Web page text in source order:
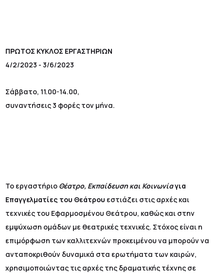
ΠΡΩΤΟΣ ΚΥΚΛΟΣ ΕΡΓΑΣΤΗΡΙΩΝ
4/2/2023 - 3/6/2023
Σάββατο, 11.00-14.00,
συναντήσεις 3 φορές τον μήνα.
Το εργαστήριο Θέατρο, Εκπαίδευση και Κοινωνίαγια
Επαγγελματίες του Θεάτρου εστιάζει στις αρχές και
τεχνικές του Εφαρμοσμένου Θεάτρου, καθώς και στην
εμψύχωση ομάδων με θεατρικές τεχνικές. Στόχος είναι η
επιμόρφωση των καλλιτεχνών προκειμένου να μπορούν να
ανταποκριθούν δυναμικά στα ερωτήματα των καιρών,
χρησιμοποιώντας τις αρχές της δραματικής τέχνης σε